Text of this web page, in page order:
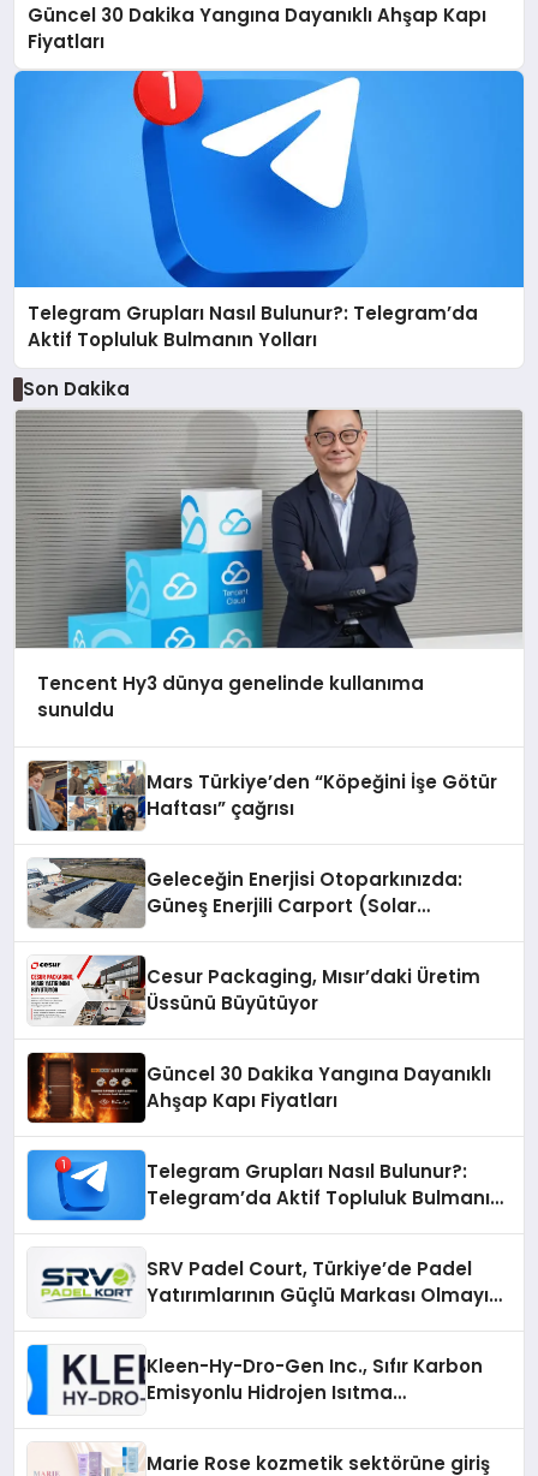
Güncel 30 Dakika Yangına Dayanıklı Ahşap Kapı
Fiyatları
Telegram Grupları Nasıl Bulunur?: Telegram’da
Aktif Topluluk Bulmanın Yolları
Son Dakika
Tencent Hy3 dünya genelinde kullanıma
sunuldu
Mars Türkiye’den “Köpeğini İşe Götür
Haftası” çağrısı
Geleceğin Enerjisi Otoparkınızda:
Güneş Enerjili Carport (Solar
Cesur Packaging, Mısır’daki Üretim
Üssünü Büyütüyor
Güncel 30 Dakika Yangına Dayanıklı
Ahşap Kapı Fiyatları
Telegram Grupları Nasıl Bulunur?:
Telegram’da Aktif Topluluk Bulmanın
SRV Padel Court, Türkiye’de Padel
Yatırımlarının Güçlü Markası Olmayı
Kleen-Hy-Dro-Gen Inc., Sıfır Karbon
Emisyonlu Hidrojen Isıtma
Marie Rose kozmetik sektörüne giriş